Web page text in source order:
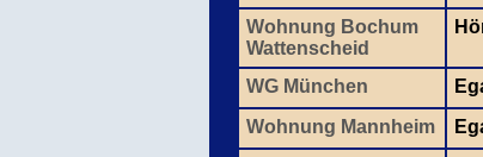
Wohnung Bochum
Wattenscheid
WG München
Wohnung Mannheim